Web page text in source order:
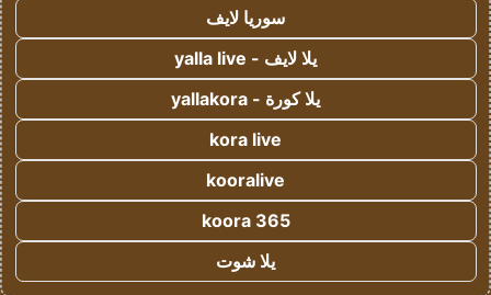
سوريا لايف
يلا لايف - yalla live
يلا كورة - yallakora
kora live
kooralive
koora 365
يلا شوت